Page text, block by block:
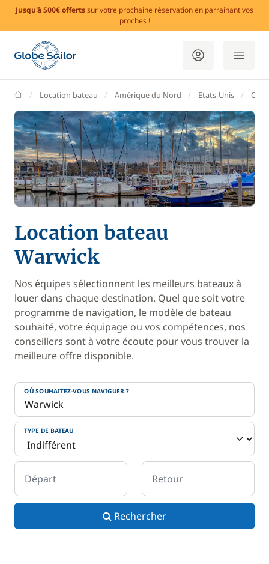
Jusqu'à 500€ offertssur votre prochaine réservation en parrainant vos
proches !
GlobeSailor
Location bateau Amérique du Nord Etats-Unis
Location bateau
Warwick
Nos équipes sélectionnent les meilleurs bateaux à
louer dans chaque destination. Quel que soit votre
programme de navigation, le modèle de bateau
souhaité, votre équipage ou vos compétences, nos
conseillers sont à votre écoute pour vous trouver la
meilleure offre disponible.
OÙ SOUHAITEZ-VOUS NAVIGUER ?
TYPE DE BATEAU
Départ Retour
Rechercher